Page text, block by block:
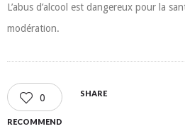
L’abus d’alcool est dangereux pour la
modération.
0
RECOMMEND
SHARE